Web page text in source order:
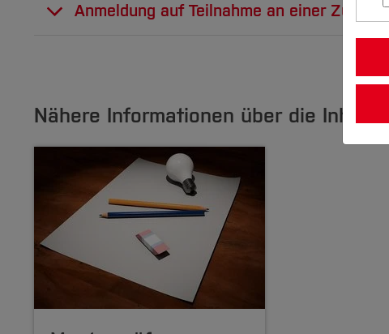
Anmeldung auf Teilnahme an einer
Nähere Informationen über die